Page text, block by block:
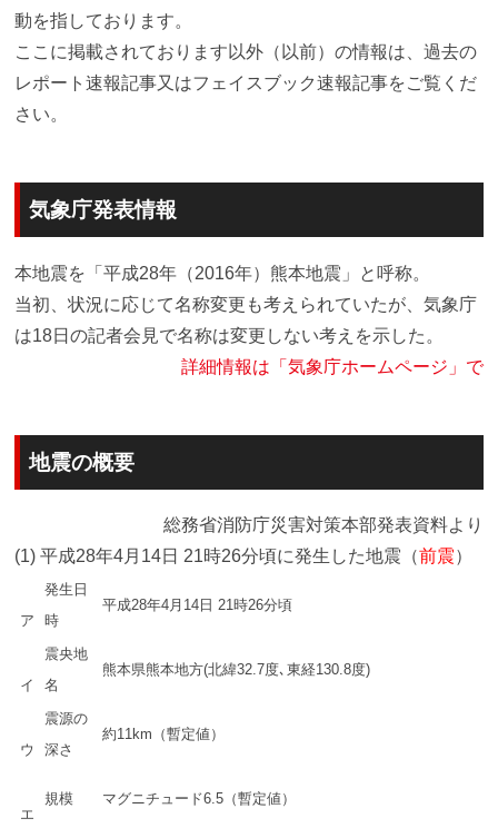
動を指しております。
ここに掲載されております以外（以前）の情報は、過去の
レポート速報記事又はフェイスブック速報記事をご覧くだ
さい。
気象庁発表情報
本地震を「平成28年（2016年）熊本地震」と呼称。
当初、状況に応じて名称変更も考えられていたが、気象庁
は18日の記者会見で名称は変更しない考えを示した。
詳細情報は「気象庁ホームページ」で
地震の概要
総務省消防庁災害対策本部発表資料より
(1) 平成28年4月14日 21時26分頃に発生した地震（前震）
ア
発生日
時
平成28年4月14日 21時26分頃
イ
震央地
名
熊本県熊本地方(北緯32.7度､東経130.8度)
ウ
震源の
深さ
約11km（暫定値）
エ
規模 マグニチュード6.5（暫定値）